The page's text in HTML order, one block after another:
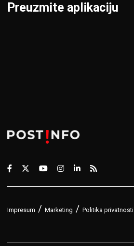
Preuzmite aplikaciju
Impresum Marketing Politika privatnosti